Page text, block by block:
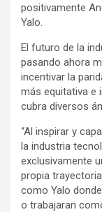
positivamente
Yalo.
El futuro de la
pasando ahora
incentivar la
más equitativa e
cubra diversos
“Al inspirar y
la industria
exclusivamente
propia
como Yalo
o trabajaran